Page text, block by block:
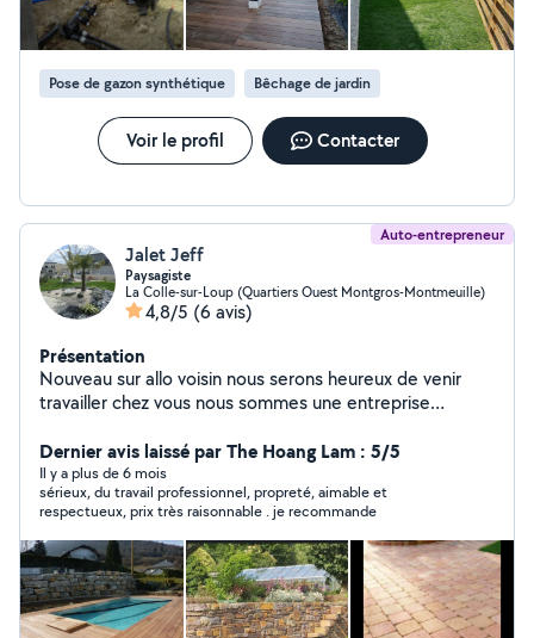
Pose de gazon synthétique Bêchage de jardin
Voir le profil Contacter
Auto-entrepreneur
Jalet Jeff
Paysagiste
La Colle-sur-Loup (Quartiers Ouest Montgros-Montmeuille)
4,8/5 (6 avis)
Présentation
Nouveau sur allo voisin nous serons heureux de venir
travailler chez vous nous sommes une entreprise
pose de dallage , mur en pierre , terrasse en bois ou
composite .
Dernier avis laissé par The Hoang Lam : 5/5
Il y a plus de 6 mois
sérieux, du travail professionnel, propreté, aimable et
respectueux, prix très raisonnable . je recommande